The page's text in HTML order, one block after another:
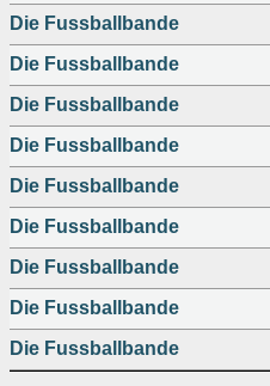
Die Fussballbande
Die Fussballbande
Die Fussballbande
Die Fussballbande
Die Fussballbande
Die Fussballbande
Die Fussballbande
Die Fussballbande
Die Fussballbande